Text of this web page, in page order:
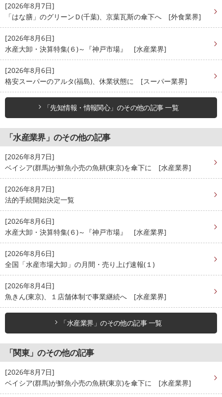
[2026年8月7日]
「はな膳」のグリーンＤ(千葉)、京葉瓦斯の傘下へ [外食業界]
[2026年8月6日]
水産大卸・決算特集(６)～『神戸市場』 [水産業界]
[2026年8月6日]
格安スーパーのアルタ(福島)、休業状態に [スーパー業界]
「先知情報・情報関心」のその他の記事 一覧
「水産業界」のその他の記事
[2026年8月7日]
ベイシア(群馬)が鮮魚小売の魚耕(東京)を傘下に [水産業界]
[2026年8月7日]
法的手続開始決定一覧
[2026年8月6日]
水産大卸・決算特集(６)～『神戸市場』 [水産業界]
[2026年8月6日]
全国「水産市場大卸」の月間・売り上げ速報(１)
[2026年8月4日]
魚きん(東京)、１店舗体制で事業継続へ [水産業界]
「水産業界」のその他の記事 一覧
「関東」のその他の記事
[2026年8月7日]
ベイシア(群馬)が鮮魚小売の魚耕(東京)を傘下に [水産業界]